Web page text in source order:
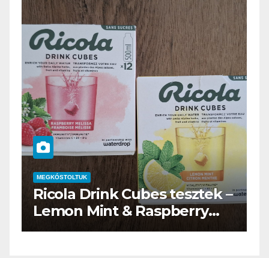
MEGKÓSTOLTUK
Ricola Drink Cubes tesztek –
Lemon Mint & Raspberry
Melissa